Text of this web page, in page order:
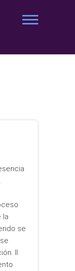
la
se
II.